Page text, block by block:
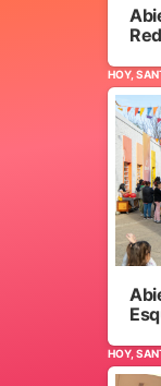
HOY,
HOY,